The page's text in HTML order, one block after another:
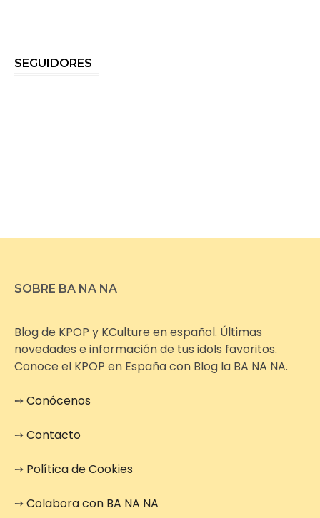
SEGUIDORES
SOBRE BA NA NA
Blog de KPOP y KCulture en español. Últimas
novedades e información de tus idols favoritos.
Conoce el KPOP en España con Blog la BA NA NA.
➙Conócenos
➙Contacto
➙ Política de Cookies
➙Colabora con BA NA NA